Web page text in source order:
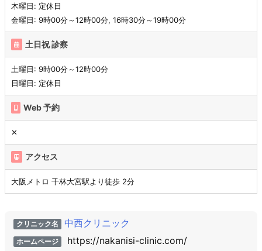
木曜日: 定休日
金曜日: 9時00分～12時00分, 16時30分～19時00分
土日祝 診察
土曜日: 9時00分～12時00分
日曜日: 定休日
Web 予約
✕
アクセス
大阪メトロ 千林大宮駅より徒歩 2分
クリニック名 中西クリニック
ホームページ https://nakanisi-clinic.com/